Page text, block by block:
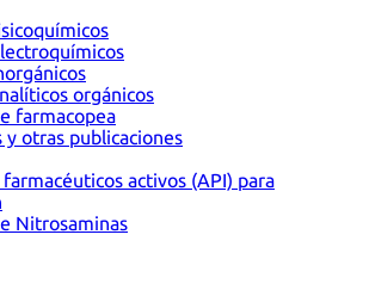
orgánicos
farmacopea
y otras publicaciones
activos (API) para
Nitrosaminas